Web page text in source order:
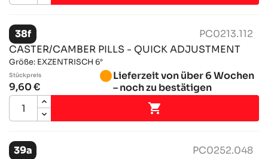
38f
PC0213.112
CASTER/CAMBER PILLS - QUICK ADJUSTMENT
Größe: EXZENTRISCH 6°
Stückpreis
9,60 €
brightness_1Lieferzeit von über 6 Wochen
– noch zu bestätigen

39a
PC0252.048